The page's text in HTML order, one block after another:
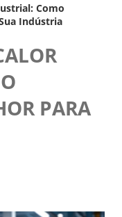
Como
Indústria
PARA